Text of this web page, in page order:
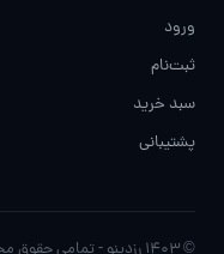
ورود
ثبت‌نام
سبد خرید
پشتیبانی